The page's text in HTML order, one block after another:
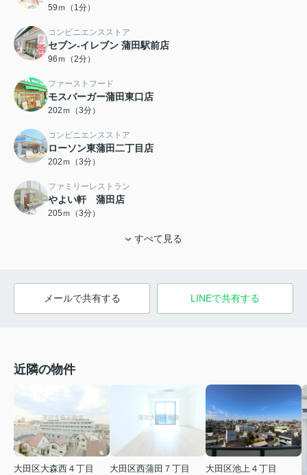
59ｍ（1分）
コンビニエンスストア
セブン-イレブン 蒲田駅前店
96ｍ（2分）
ファーストフード
モスバーガー蒲田東口店
202ｍ（3分）
コンビニエンスストア
ローソン東蒲田二丁目店
202ｍ（3分）
ファミリーレストラン
やよい軒 蒲田店
205ｍ（3分）
すべて見る
メールで共有する LINEで共有する
近隣の物件
大田区大森西４丁目
大田区西蒲田７丁目
大田区池上４丁目